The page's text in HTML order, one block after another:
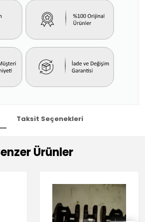
Taksit Seçenekleri
Ürünler